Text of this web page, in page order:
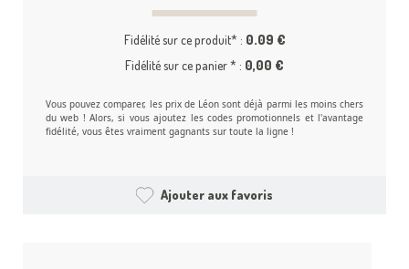
Fidélité sur ce produit* : 0.09 €
Fidélité sur ce panier * : 0,00 €
Vous pouvez comparer, les prix de Léon sont déjà parmi les moins chers
du web ! Alors, si vous ajoutez les codes promotionnels et l'avantage
fidélité, vous êtes vraiment gagnants sur toute la ligne !
Ajouter aux favoris